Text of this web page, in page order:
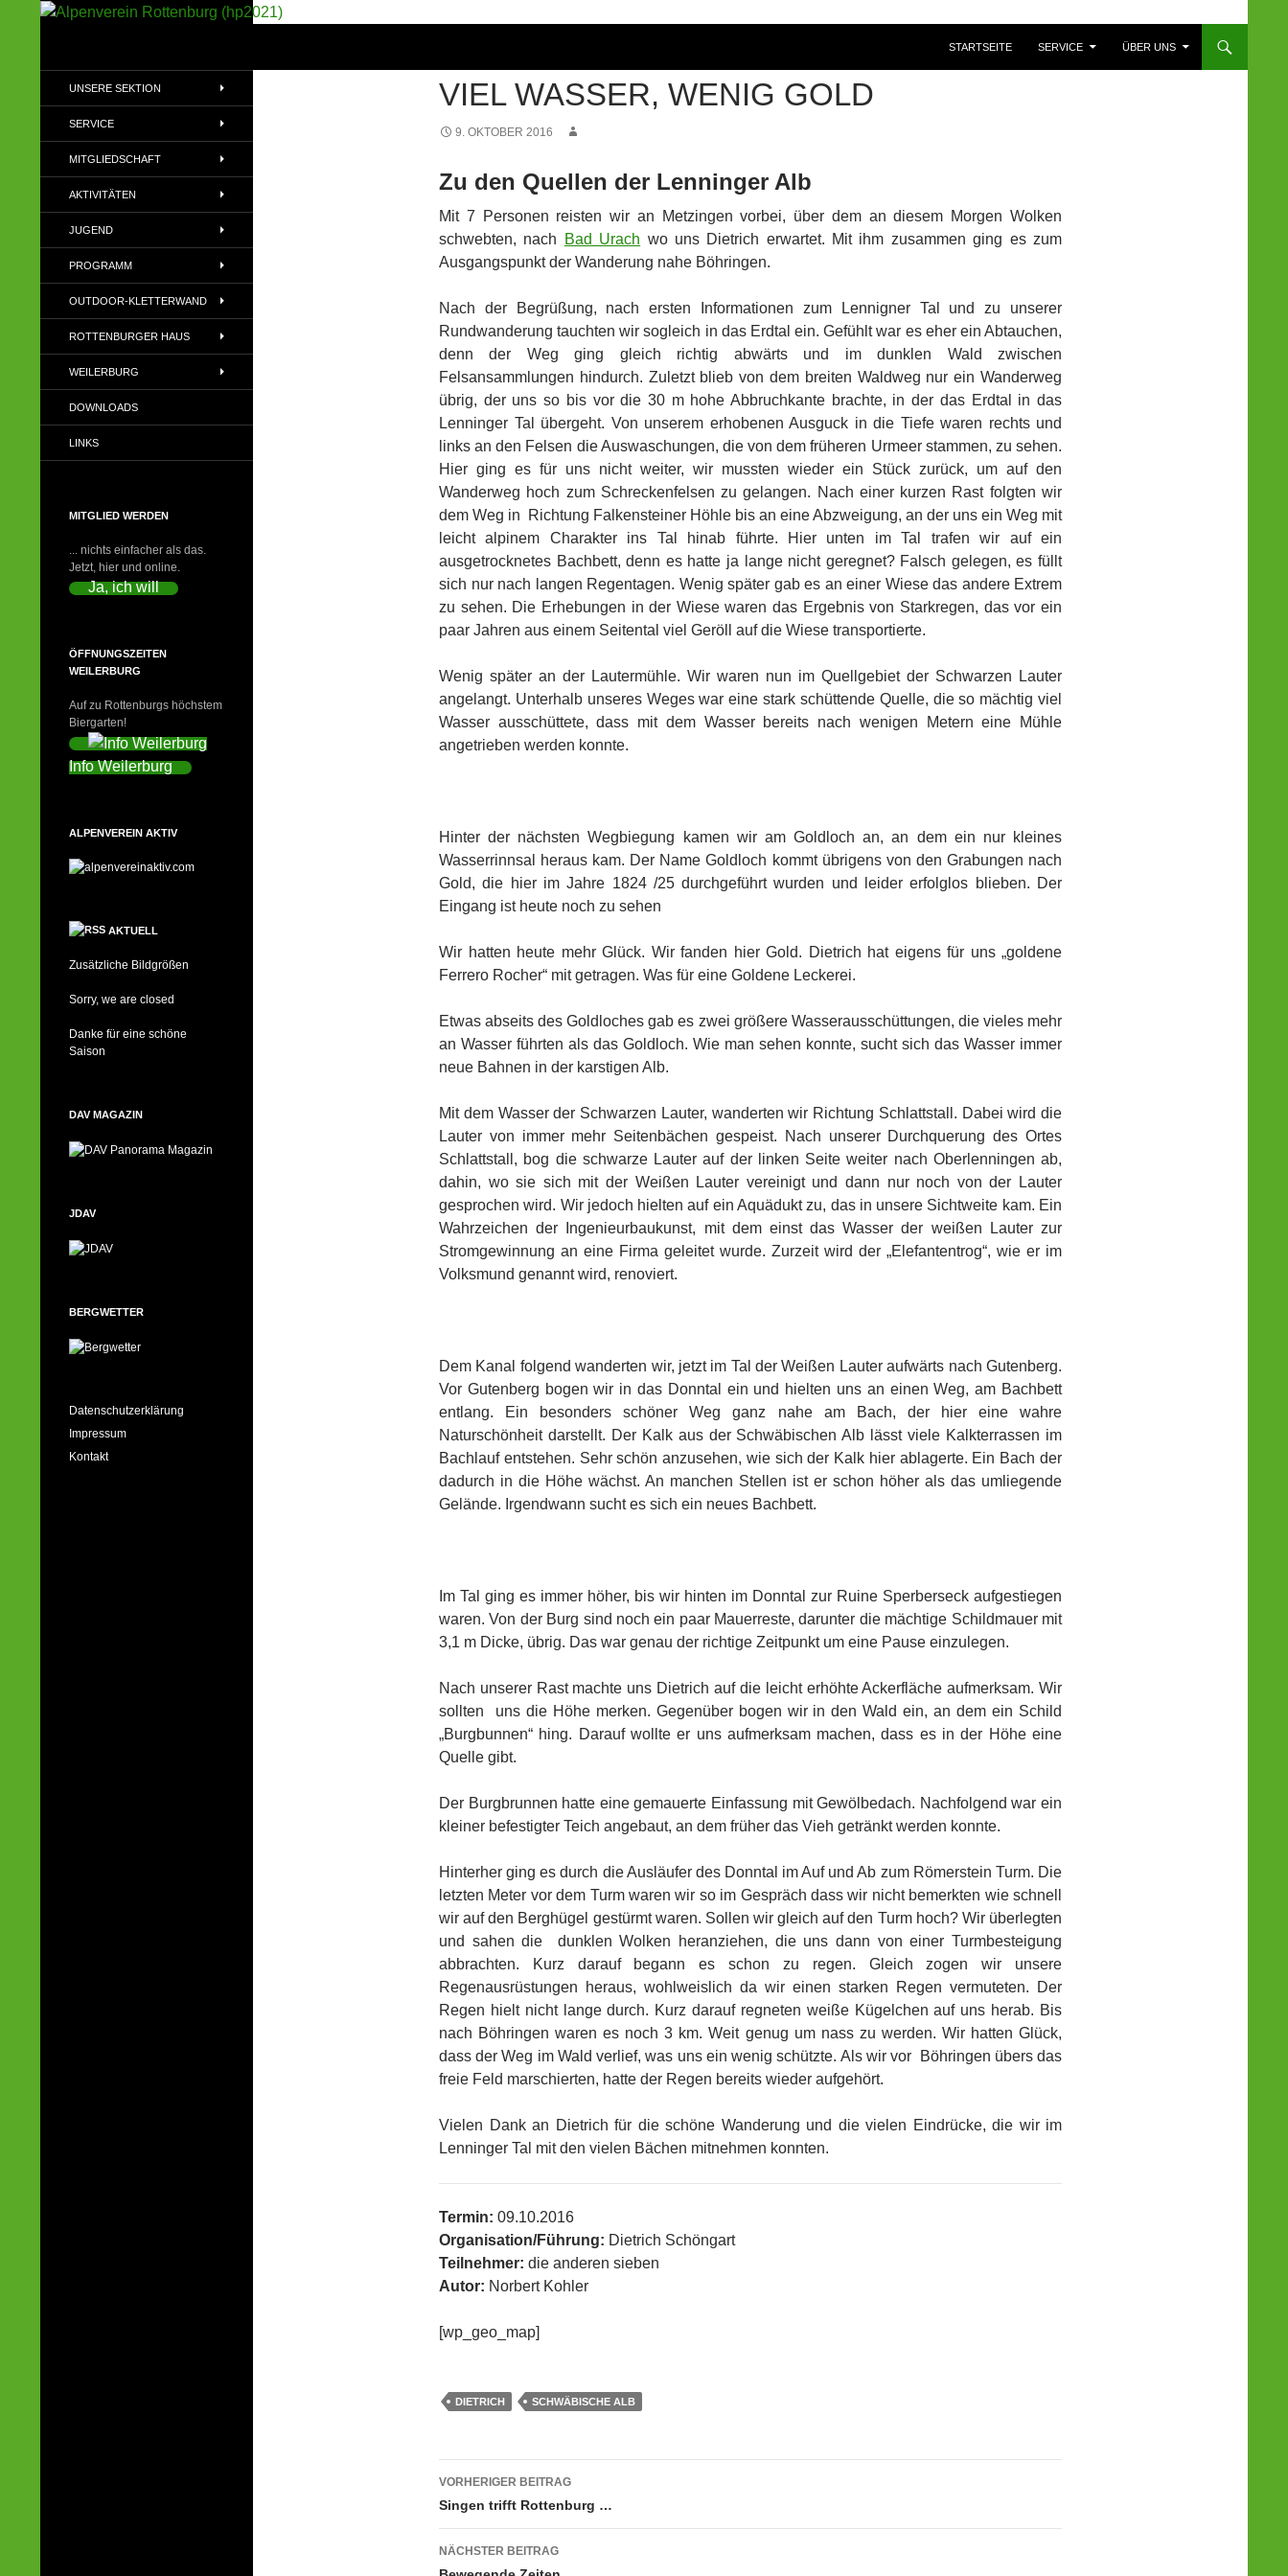
STARTSEITE
SERVICE ÜBER UNS
VIEL WASSER, WENIG GOLD
9. OKTOBER 2016
Zu den Quellen der Lenninger Alb
Mit 7 Personen reisten wir an Metzingen vorbei, über dem an diesem Morgen Wolken
schwebten, nach
Bad Urach wo uns Dietrich erwartet. Mit ihm zusammen ging es zum
Ausgangspunkt der Wanderung nahe Böhringen.
Nach der Begrüßung, nach ersten Informationen zum Lennigner Tal und zu unserer
Rundwanderung tauchten wir sogleich in das Erdtal ein. Gefühlt war es eher ein Abtauchen,
denn der Weg ging gleich richtig abwärts und im dunklen Wald zwischen
Felsansammlungen hindurch. Zuletzt blieb von dem breiten Waldweg nur ein Wanderweg
übrig, der uns so bis vor die 30 m hohe Abbruchkante brachte, in der das Erdtal in das
Lenninger Tal übergeht. Von unserem erhobenen Ausguck in die Tiefe waren rechts und
links an den Felsen die Auswaschungen, die von dem früheren Urmeer stammen, zu sehen.
Hier ging es für uns nicht weiter, wir mussten wieder ein Stück zurück, um auf den
Wanderweg hoch zum Schreckenfelsen zu gelangen. Nach einer kurzen Rast folgten wir
dem Weg in Richtung Falkensteiner Höhle bis an eine Abzweigung, an der uns ein Weg mit
leicht alpinem Charakter ins Tal hinab führte. Hier unten im Tal trafen wir auf ein
ausgetrocknetes Bachbett, denn es hatte ja lange nicht geregnet? Falsch gelegen, es füllt
sich nur nach langen Regentagen. Wenig später gab es an einer Wiese das andere Extrem
zu sehen. Die Erhebungen in der Wiese waren das Ergebnis von Starkregen, das vor ein
paar Jahren aus einem Seitental viel Geröll auf die Wiese transportierte.
Wenig später an der Lautermühle. Wir waren nun im Quellgebiet der Schwarzen Lauter
angelangt. Unterhalb unseres Weges war eine stark schüttende Quelle, die so mächtig viel
Wasser ausschüttete, dass mit dem Wasser bereits nach wenigen Metern eine Mühle
angetrieben werden konnte.
Hinter der nächsten Wegbiegung kamen wir am Goldloch an, an dem ein nur kleines
Wasserrinnsal heraus kam. Der Name Goldloch kommt übrigens von den Grabungen nach
Gold, die hier im Jahre 1824 /25 durchgeführt wurden und leider erfolglos blieben. Der
Eingang ist heute noch zu sehen
Wir hatten heute mehr Glück. Wir fanden hier Gold. Dietrich hat eigens für uns „goldene
Ferrero Rocher“ mit getragen. Was für eine Goldene Leckerei.
Etwas abseits des Goldloches gab es zwei größere Wasserausschüttungen, die vieles mehr
an Wasser führten als das Goldloch. Wie man sehen konnte, sucht sich das Wasser immer
neue Bahnen in der karstigen Alb.
Mit dem Wasser der Schwarzen Lauter, wanderten wir Richtung Schlattstall. Dabei wird die
Lauter von immer mehr Seitenbächen gespeist. Nach unserer Durchquerung des Ortes
Schlattstall, bog die schwarze Lauter auf der linken Seite weiter nach Oberlenningen ab,
dahin, wo sie sich mit der Weißen Lauter vereinigt und dann nur noch von der Lauter
gesprochen wird. Wir jedoch hielten auf ein Aquädukt zu, das in unsere Sichtweite kam. Ein
Wahrzeichen der Ingenieurbaukunst, mit dem einst das Wasser der weißen Lauter zur
Stromgewinnung an eine Firma geleitet wurde. Zurzeit wird der „Elefantentrog“, wie er im
Volksmund genannt wird, renoviert.
Dem Kanal folgend wanderten wir, jetzt im Tal der Weißen Lauter aufwärts nach Gutenberg.
Vor Gutenberg bogen wir in das Donntal ein und hielten uns an einen Weg, am Bachbett
entlang. Ein besonders schöner Weg ganz nahe am Bach, der hier eine wahre
Naturschönheit darstellt. Der Kalk aus der Schwäbischen Alb lässt viele Kalkterrassen im
Bachlauf entstehen. Sehr schön anzusehen, wie sich der Kalk hier ablagerte. Ein Bach der
dadurch in die Höhe wächst. An manchen Stellen ist er schon höher als das umliegende
Gelände. Irgendwann sucht es sich ein neues Bachbett.
Im Tal ging es immer höher, bis wir hinten im Donntal zur Ruine Sperberseck aufgestiegen
waren. Von der Burg sind noch ein paar Mauerreste, darunter die mächtige Schildmauer mit
3,1 m Dicke, übrig. Das war genau der richtige Zeitpunkt um eine Pause einzulegen.
Nach unserer Rast machte uns Dietrich auf die leicht erhöhte Ackerfläche aufmerksam. Wir
sollten uns die Höhe merken. Gegenüber bogen wir in den Wald ein, an dem ein Schild
„Burgbunnen“ hing. Darauf wollte er uns aufmerksam machen, dass es in der Höhe eine
Quelle gibt.
Der Burgbrunnen hatte eine gemauerte Einfassung mit Gewölbedach. Nachfolgend war ein
kleiner befestigter Teich angebaut, an dem früher das Vieh getränkt werden konnte.
Hinterher ging es durch die Ausläufer des Donntal im Auf und Ab zum Römerstein Turm. Die
letzten Meter vor dem Turm waren wir so im Gespräch dass wir nicht bemerkten wie schnell
wir auf den Berghügel gestürmt waren. Sollen wir gleich auf den Turm hoch? Wir überlegten
und sahen die dunklen Wolken heranziehen, die uns dann von einer Turmbesteigung
abbrachten. Kurz darauf begann es schon zu regen. Gleich zogen wir unsere
Regenausrüstungen heraus, wohlweislich da wir einen starken Regen vermuteten. Der
Regen hielt nicht lange durch. Kurz darauf regneten weiße Kügelchen auf uns herab. Bis
nach Böhringen waren es noch 3 km. Weit genug um nass zu werden. Wir hatten Glück,
dass der Weg im Wald verlief, was uns ein wenig schützte. Als wir vor Böhringen übers das
freie Feld marschierten, hatte der Regen bereits wieder aufgehört.
Vielen Dank an Dietrich für die schöne Wanderung und die vielen Eindrücke, die wir im
Lenninger Tal mit den vielen Bächen mitnehmen konnten.
Termin: 09.10.2016
Organisation/Führung: Dietrich Schöngart
Teilnehmer: die anderen sieben
Autor: Norbert Kohler
[wp_geo_map]
DIETRICH SCHWÄBISCHE ALB
Beitragsnavigation
VORHERIGER BEITRAG
Singen trifft Rottenburg …
NÄCHSTER BEITRAG
(DAV)
UNSERE SEKTION
SERVICE
MITGLIEDSCHAFT
AKTIVITÄTEN
JUGEND
PROGRAMM
OUTDOOR-KLETTERWAND
ROTTENBURGER HAUS
WEILERBURG
DOWNLOADS
LINKS
MITGLIED WERDEN
... nichts einfacher als das.
Jetzt, hier und online.
Ja, ich will
ÖFFNUNGSZEITEN
WEILERBURG
Auf zu Rottenburgs höchstem
Biergarten!
Info Weilerburg
ALPENVEREIN AKTIV
AKTUELL
Zusätzliche Bildgrößen
Sorry, we are closed
Danke für eine schöne
Saison
DAV MAGAZIN
JDAV
BERGWETTER
Datenschutzerklärung
Impressum
Kontakt